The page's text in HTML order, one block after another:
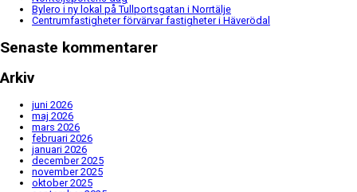
Bylero i ny lokal på Tullportsgatan i Norrtälje
Centrumfastigheter förvärvar fastigheter i Häverödal
Senaste kommentarer
Arkiv
juni 2026
maj 2026
mars 2026
februari 2026
januari 2026
december 2025
november 2025
oktober 2025